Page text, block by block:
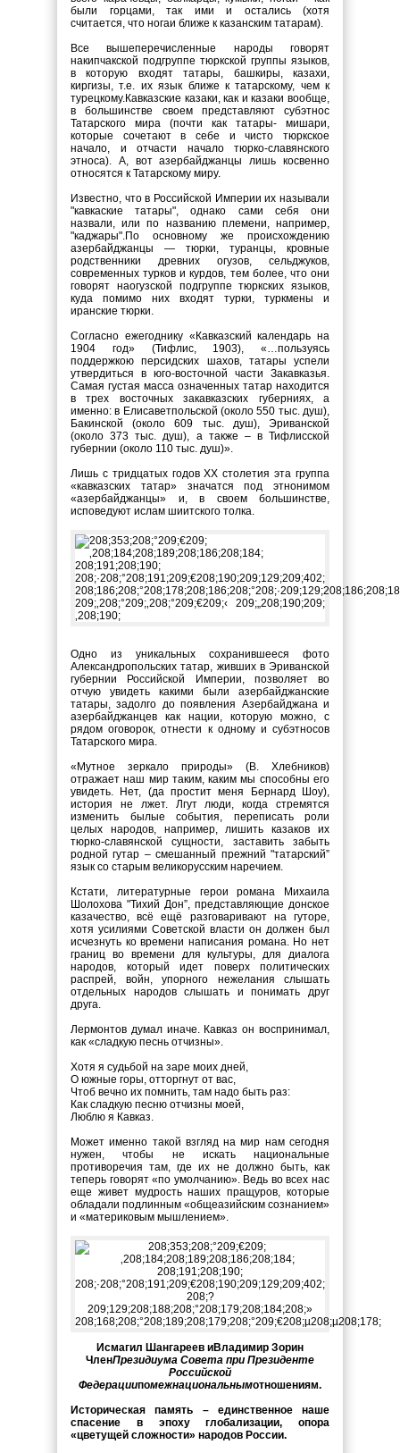
были горцами, так ими и остались (хотя
считается, что ногаи ближе к казанским татарам).
Все вышеперечисленные народы говорят
накипчакской подгруппе тюркской группы языков,
в которую входяттатары, башкиры, казахи,
киргизы, т.е. их язык ближе к татарскому, чем к
турецкому.Кавказские казаки, как и казаки вообще,
в большинстве своем представляют субэтнос
Татарского мира (почти как татары- мишари,
которые сочетают в себе и чисто тюркское
начало, и отчасти начало тюрко-славянского
этноса). А, вот азербайджанцы лишь косвенно
относятся к Татарскому миру.
Известно, что в Российской Империи их называли
"кавкаские татары", однако сами себя они
назвали, или по названию племени, например,
"каджары".По основному же происхождению
азербайджанцы — тюрки, туранцы, кровные
родственники древних огузов, сельджуков,
современных турков и курдов, тем более, что они
говорят наогузской подгруппе тюркских языков,
куда помимо них входят турки, туркмены и
иранские тюрки.
Согласно ежегоднику «Кавказский календарь на
1904 год» (Тифлис, 1903), «…пользуясь
поддержкою персидских шахов, татары успели
утвердиться в юго-восточной части Закавказья.
Самая густая масса означенных татар находится
в трех восточных закавказских губерниях, а
именно: в Елисаветпольской (около 550 тыс. душ),
Бакинской (около 609 тыс. душ), Эриванской
(около 373 тыс. душ), а также – в Тифлисской
губернии (около 110 тыс. душ)».
Лишь с тридцатых годов XX столетия эта группа
«кавказских татар» значатся под этнонимом
«азербайджанцы» и, в своем большинстве,
исповедуют ислам шиитского толка.
Одно из уникальных сохранившееся фото
Александропольских татар, живших в Эриванской
губернии Российской Империи, позволяет во
отчую увидеть какими были азербайджанские
татары, задолго до появления Азербайджана и
азербайджанцев как нации, которую можно, с
рядом оговорок, отнести к одному и субэтносов
Татарского мира.
«Мутное зеркало природы» (В. Хлебников)
отражает наш мир таким, каким мы способны его
увидеть. Нет, (да простит меня Бернард Шоу),
история не лжет. Лгут люди, когда стремятся
изменить былые события, переписать роли
целых народов, например, лишить казаков их
тюрко-славянской сущности, заставить забыть
родной гутар – смешанный прежний "татарский”
язык со старым великорусским наречием.
Кстати, литературные герои романа Михаила
Шолохова "Тихий Дон”, представляющие донское
казачество, всё ещё разговаривают на гуторе,
хотя усилиями Советской власти он должен был
исчезнуть ко времени написания романа. Но нет
границ во времени для культуры, для диалога
народов, который идет поверх политических
распрей, войн, упорного нежелания слышать
отдельных народов слышать и понимать друг
друга.
Лермонтов думал иначе. Кавказ он воспринимал,
как «сладкую песнь отчизны».
Хотя я судьбой на заре моих дней,
О южные горы, отторгнут от вас,
Чтоб вечно их помнить, там надо быть раз:
Как сладкую песню отчизны моей,
Люблю я Кавказ.
Может именно такой взгляд на мир нам сегодня
нужен, чтобы не искать национальные
противоречия там, где их не должно быть, как
теперь говорят «по умолчанию». Ведь во всех нас
еще живет мудрость наших пращуров, которые
обладали подлинным «общеазийским сознанием»
и «материковым мышлением».
Исмагил Шангареев иВладимир Зорин
ЧленПрезидиума Совета при Президенте
Российской
Федерациипомежнациональнымотношениям.
Историческая память – единственное наше
спасение в эпоху глобализации, опора
«цветущей сложности» народов России.